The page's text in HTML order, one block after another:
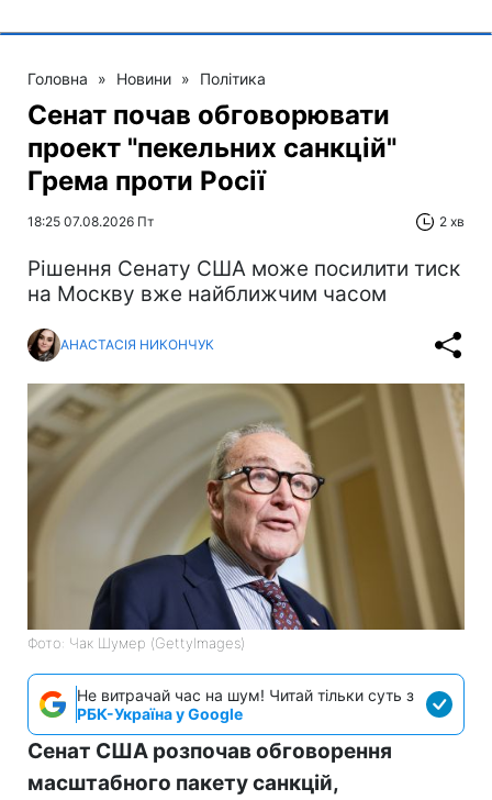
Головна » Новини » Політика
Сенат почав обговорювати
проект "пекельних санкцій"
Грема проти Росії
18:25 07.08.2026 Пт 2 хв
Рішення Сенату США може посилити тиск
на Москву вже найближчим часом
АНАСТАСІЯ НИКОНЧУК
Фото: Чак Шумер (GettyImages)
Не витрачай час на шум! Читай тільки суть з
РБК-Україна у Google
Сенат США розпочав обговорення
масштабного пакету санкцій,